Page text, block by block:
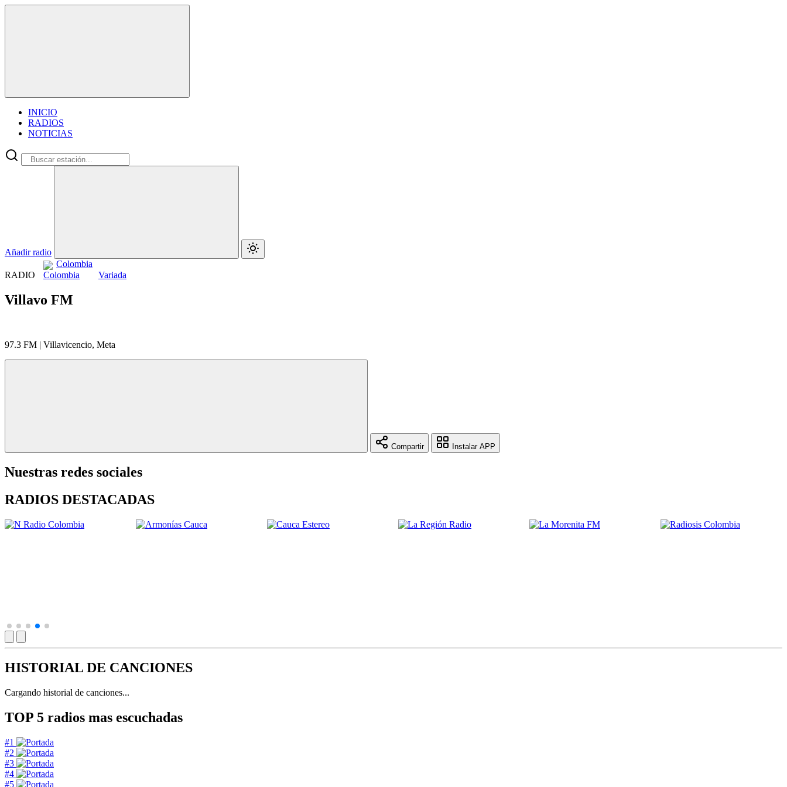
INICIO
RADIOS
NOTICIAS
Añadir radio
RADIO
Colombia
Variada
Villavo FM
97.3 FM | Villavicencio, Meta
Compartir Instalar APP
Nuestras redes sociales
RADIOS DESTACADAS
HISTORIAL DE CANCIONES
Cargando historial de canciones...
TOP 5 radios mas escuchadas
#1
#2
#3
#4
#5